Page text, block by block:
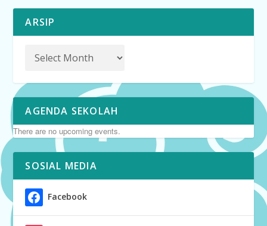
ARSIP
AGENDA SEKOLAH
There are no upcoming events.
SOSIAL MEDIA
Facebook